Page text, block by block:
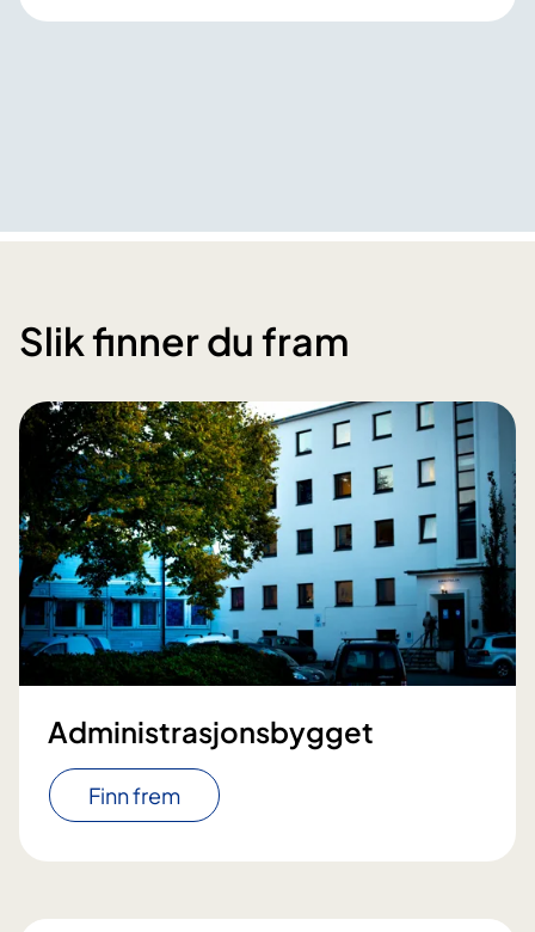
Slik finner du fram
Administrasjonsbygget
Finn frem